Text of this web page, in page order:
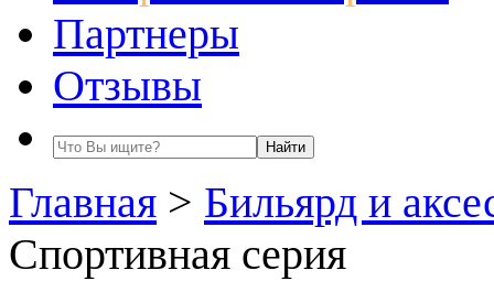
Партнеры
Отзывы
Главная > Бильярд и
Спортивная серия